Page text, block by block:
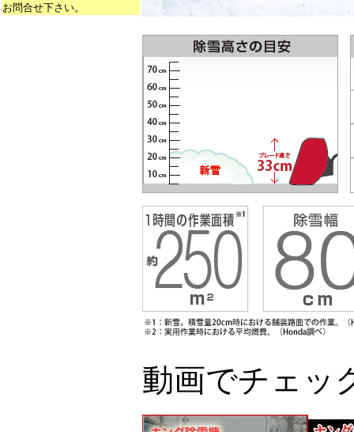
お問合せ下さい。
動画でチェッ